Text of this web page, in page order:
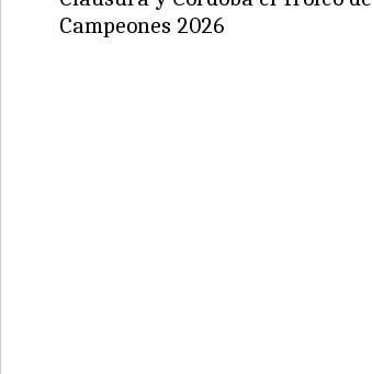
Campeones 2026